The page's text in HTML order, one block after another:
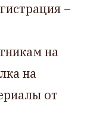
–
на
на
от